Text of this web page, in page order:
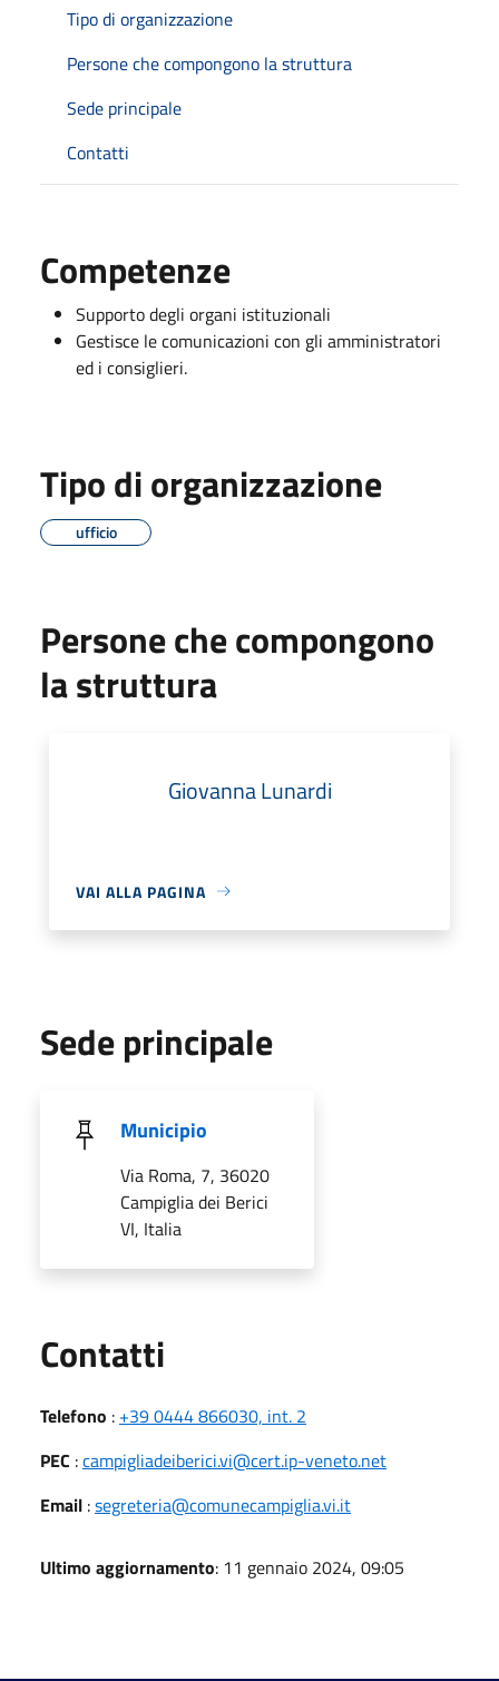
Tipo di organizzazione
Persone che compongono la struttura
Sede principale
Contatti
Competenze
Supporto degli organi istituzionali
Gestisce le comunicazioni con gli amministratori
ed i consiglieri.
Tipo di organizzazione
ufficio
Persone che compongono
la struttura
Giovanna Lunardi
VAI ALLA PAGINA
Sede principale
Municipio
Via Roma, 7, 36020
Campiglia dei Berici
VI, Italia
Contatti
Telefono : +39 0444 866030, int. 2
PEC :campigliadeiberici.vi@cert.ip-veneto.net
Email :segreteria@comunecampiglia.vi.it
Ultimo aggiornamento: 11 gennaio 2024, 09:05